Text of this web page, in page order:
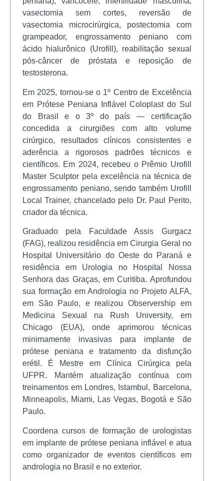
vasectomia sem cortes, reversão de
vasectomia microcirúrgica, postectomia com
grampeador, engrossamento peniano com
ácido hialurônico (Urofill), reabilitação sexual
pós-câncer de próstata e reposição de
testosterona.
Em 2025, tornou-se o 1º Centro de Excelência
em Prótese Peniana Inflável Coloplast do Sul
do Brasil e o 3º do país — certificação
concedida a cirurgiões com alto volume
cirúrgico, resultados clínicos consistentes e
aderência a rigorosos padrões técnicos e
científicos. Em 2024, recebeu o Prêmio Urofill
Master Sculptor pela excelência na técnica de
engrossamento peniano, sendo também Urofill
Local Trainer, chancelado pelo Dr. Paul Perito,
criador da técnica.
Graduado pela Faculdade Assis Gurgacz
(FAG), realizou residência em Cirurgia Geral no
Hospital Universitário do Oeste do Paraná e
residência em Urologia no Hospital Nossa
Senhora das Graças, em Curitiba. Aprofundou
sua formação em Andrologia no Projeto ALFA,
em São Paulo, e realizou Observership em
Medicina Sexual na Rush University, em
Chicago (EUA), onde aprimorou técnicas
minimamente invasivas para implante de
prótese peniana e tratamento da disfunção
erétil. É Mestre em Clínica Cirúrgica pela
UFPR. Mantém atualização contínua com
treinamentos em Londres, Istambul, Barcelona,
Minneapolis, Miami, Las Vegas, Bogotá e São
Paulo.
Coordena cursos de formação de urologistas
em implante de prótese peniana inflável e atua
como organizador de eventos científicos em
andrologia no Brasil e no exterior.